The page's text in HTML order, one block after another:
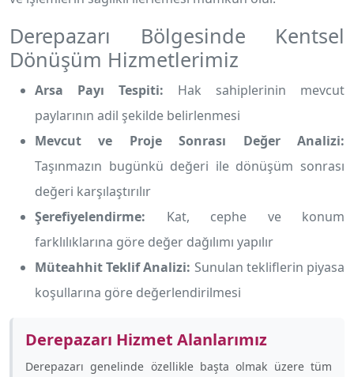
Derepazarı Bölgesinde Kentsel
Dönüşüm Hizmetlerimiz
Arsa Payı Tespiti: Hak sahiplerinin mevcut
paylarının adil şekilde belirlenmesi
Mevcut ve Proje Sonrası Değer Analizi:
Taşınmazın bugünkü değeri ile dönüşüm sonrası
değeri karşılaştırılır
Şerefiyelendirme: Kat, cephe ve konum
farklılıklarına göre değer dağılımı yapılır
Müteahhit Teklif Analizi: Sunulan tekliflerin piyasa
koşullarına göre değerlendirilmesi
Derepazarı Hizmet Alanlarımız
Derepazarı genelinde özellikle başta olmak üzere tüm